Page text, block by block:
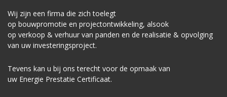
Wij zijn een firma die zich toelegt
op bouwpromotie en projectontwikkeling, alsook
op verkoop & verhuur van panden en de realisatie & opvolging
van uw investeringsproject.
Tevens kan u bij ons terecht voor de opmaak van
uw Energie Prestatie Certificaat.